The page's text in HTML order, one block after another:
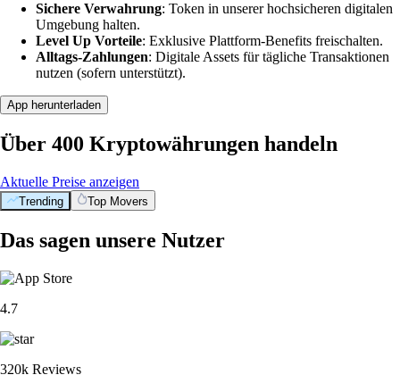
Sichere Verwahrung: Token in unserer hochsicheren digitalen
Umgebung halten.
Level Up Vorteile: Exklusive Plattform-Benefits freischalten.
Alltags-Zahlungen: Digitale Assets für tägliche Transaktionen
nutzen (sofern unterstützt).
App herunterladen
Über 400 Kryptowährungen handeln
Aktuelle Preise anzeigen
Trending Top Movers
Das sagen unsere Nutzer
4.7
320k Reviews